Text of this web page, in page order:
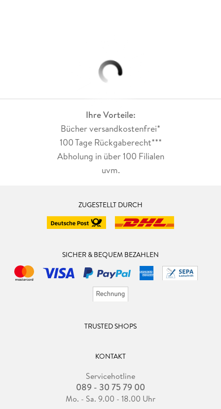
Ihre Vorteile:
Bücher versandkostenfrei*
100 Tage Rückgaberecht***
Abholung in über 100 Filialen
uvm.
ZUGESTELLT DURCH
SICHER & BEQUEM BEZAHLEN
TRUSTED SHOPS
KONTAKT
Servicehotline
089 - 30 75 79 00
Mo. - Sa. 9.00 - 18.00 Uhr